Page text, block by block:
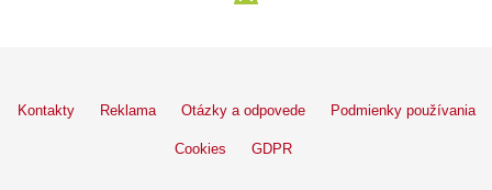
Kontakty Reklama Otázky a odpovede Podmienky používania
Cookies GDPR